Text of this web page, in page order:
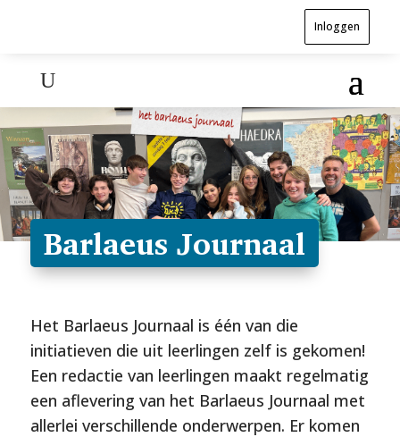
Inloggen
Barlaeus Journaal
Het Barlaeus Journaal is één van die
initiatieven die uit leerlingen zelf is gekomen!
Een redactie van leerlingen maakt regelmatig
een aflevering van het Barlaeus Journaal met
allerlei verschillende onderwerpen. Er komen